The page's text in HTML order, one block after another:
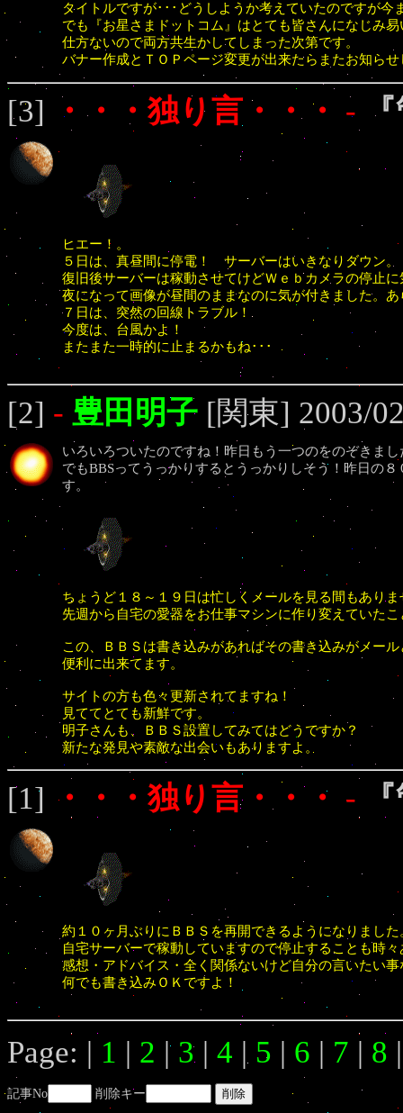
タイトルですが･･･どうしようか考えていたのですが今
でも『お星さまドットコム』はとても皆さんになじみ
仕方ないので両方共生かしてしまった次第です。
バナー作成とＴＯＰページ変更が出来たらまたお知ら
[3] ・・・独り言・・・ -
ヒエー！。
５日は、真昼間に停電！ サーバーはいきなりダウン。
復旧後サーバーは稼動させてけどＷｅｂカメラの停止に
夜になって画像が昼間のままなのに気が付きました。あ
７日は、突然の回線トラブル！
今度は、台風かよ！
またまた一時的に止まるかもね･･･
[2] - 豊田明子 [関東] 2003/
いろいろついたのですね！昨日もう一つのをのぞきま
でもBBSってうっかりするとうっかりしそう！昨日
す。
ちょうど１８～１９日は忙しくメールを見る間もあり
先週から自宅の愛器をお仕事マシンに作り変えていた
この、ＢＢＳは書き込みがあればその書き込みがメー
便利に出来てます。
サイトの方も色々更新されてますね！
見ててとても新鮮です。
明子さんも、ＢＢＳ設置してみてはどうですか？
新たな発見や素敵な出会いもありますよ。
[1] ・・・独り言・・・ -
約１０ヶ月ぶりにＢＢＳを再開できるようになり
自宅サーバーで稼動していますので停止することも時
感想・アドバイス・全く関係ないけど自分の言いたい
何でも書き込みＯＫですよ！
Page: | 1 | 2 | 3 | 4 | 5 | 6 | 7 | 8
記事No 削除キー